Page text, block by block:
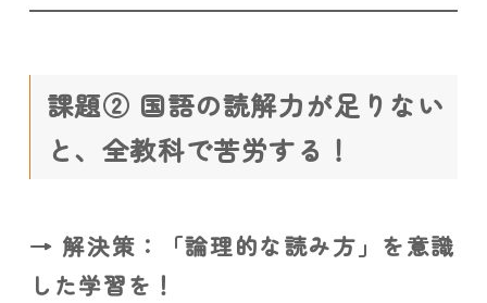
課題② 国語の読解力が足りない
と、全教科で苦労する！
→ 解決策：「論理的な読み方」を意識
した学習を！